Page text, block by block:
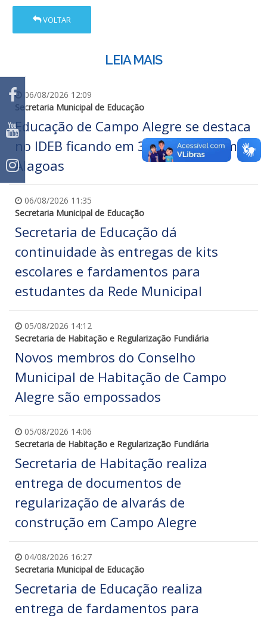
VOLTAR
LEIA MAIS
06/08/2026 12:09
Secretaria Municipal de Educação
Educação de Campo Alegre se destaca
no IDEB ficando em 3º e 5º lugar em
Alagoas
06/08/2026 11:35
Secretaria Municipal de Educação
Secretaria de Educação dá
continuidade às entregas de kits
escolares e fardamentos para
estudantes da Rede Municipal
05/08/2026 14:12
Secretaria de Habitação e Regularização Fundiária
Novos membros do Conselho
Municipal de Habitação de Campo
Alegre são empossados
05/08/2026 14:06
Secretaria de Habitação e Regularização Fundiária
Secretaria de Habitação realiza
entrega de documentos de
regularização de alvarás de
construção em Campo Alegre
04/08/2026 16:27
Secretaria Municipal de Educação
Secretaria de Educação realiza
entrega de fardamentos para